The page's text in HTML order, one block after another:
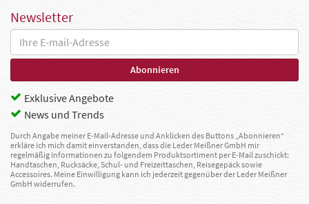
Newsletter
Exklusive Angebote
News und Trends
Durch Angabe meiner E-Mail-Adresse und Anklicken des Buttons „Abonnieren“
erkläre ich mich damit einverstanden, dass die Leder Meißner GmbH mir
regelmäßig Informationen zu folgendem Produktsortiment per E-Mail zuschickt:
Handtaschen, Rucksäcke, Schul- und Freizeittaschen, Reisegepäck sowie
Accessoires. Meine Einwilligung kann ich jederzeit gegenüber der Leder Meißner
GmbH widerrufen.